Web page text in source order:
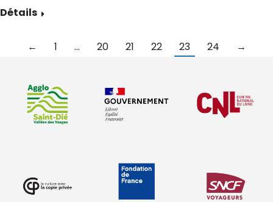
Détails
← 1 … 20 21 22 23 24 →